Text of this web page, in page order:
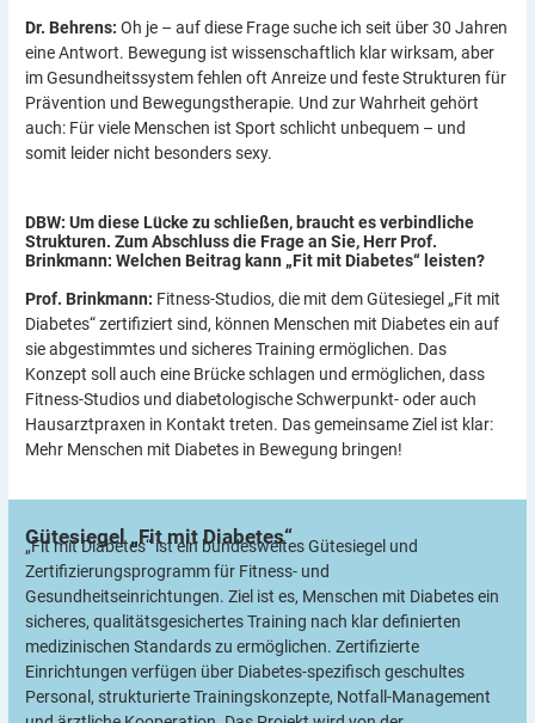
Dr. Behrens: Oh je – auf diese Frage suche ich seit über 30 Jahren
eine Antwort. Bewegung ist wissenschaftlich klar wirksam, aber
im Gesundheitssystem fehlen oft Anreize und feste Strukturen für
Prävention und Bewegungstherapie. Und zur Wahrheit gehört
auch: Für viele Menschen ist Sport schlicht unbequem – und
somit leider nicht besonders sexy.
DBW: Um diese Lücke zu schließen, braucht es verbindliche
Strukturen. Zum Abschluss die Frage an Sie, Herr Prof.
Brinkmann: Welchen Beitrag kann „Fit mit Diabetes“ leisten?
Prof. Brinkmann: Fitness-Studios, die mit dem Gütesiegel „Fit mit
Diabetes“ zertifiziert sind, können Menschen mit Diabetes ein auf
sie abgestimmtes und sicheres Training ermöglichen. Das
Konzept soll auch eine Brücke schlagen und ermöglichen, dass
Fitness-Studios und diabetologische Schwerpunkt- oder auch
Hausarztpraxen in Kontakt treten. Das gemeinsame Ziel ist klar:
Mehr Menschen mit Diabetes in Bewegung bringen!
Gütesiegel „Fit mit Diabetes“
„Fit mit Diabetes“ ist ein bundesweites Gütesiegel und
Zertifizierungsprogramm für Fitness- und
Gesundheitseinrichtungen. Ziel ist es, Menschen mit Diabetes ein
sicheres, qualitätsgesichertes Training nach klar definierten
medizinischen Standards zu ermöglichen. Zertifizierte
Einrichtungen verfügen über Diabetes-spezifisch geschultes
Personal, strukturierte Trainingskonzepte, Notfall-Management